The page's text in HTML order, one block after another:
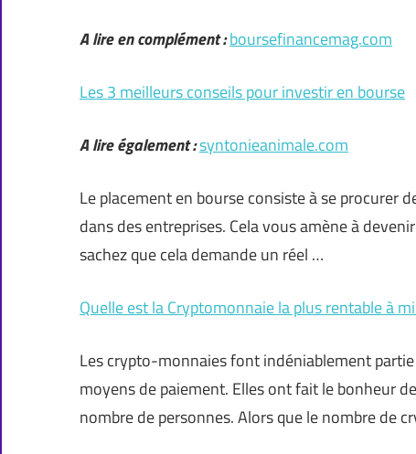
A lire en complément :boursefinancemag.com
Les 3 meilleurs conseils pour investir en bourse
A lire également :syntonieanimale.com
Le placement en bourse consiste à se procurer
dans des entreprises. Cela vous amène à
sachez que cela demande un réel …
Quelle est la Cryptomonnaie la plus rentable à
Les crypto-monnaies font indéniablement
moyens de paiement. Elles ont fait le bonheur
nombre de personnes. Alors que le nombre de